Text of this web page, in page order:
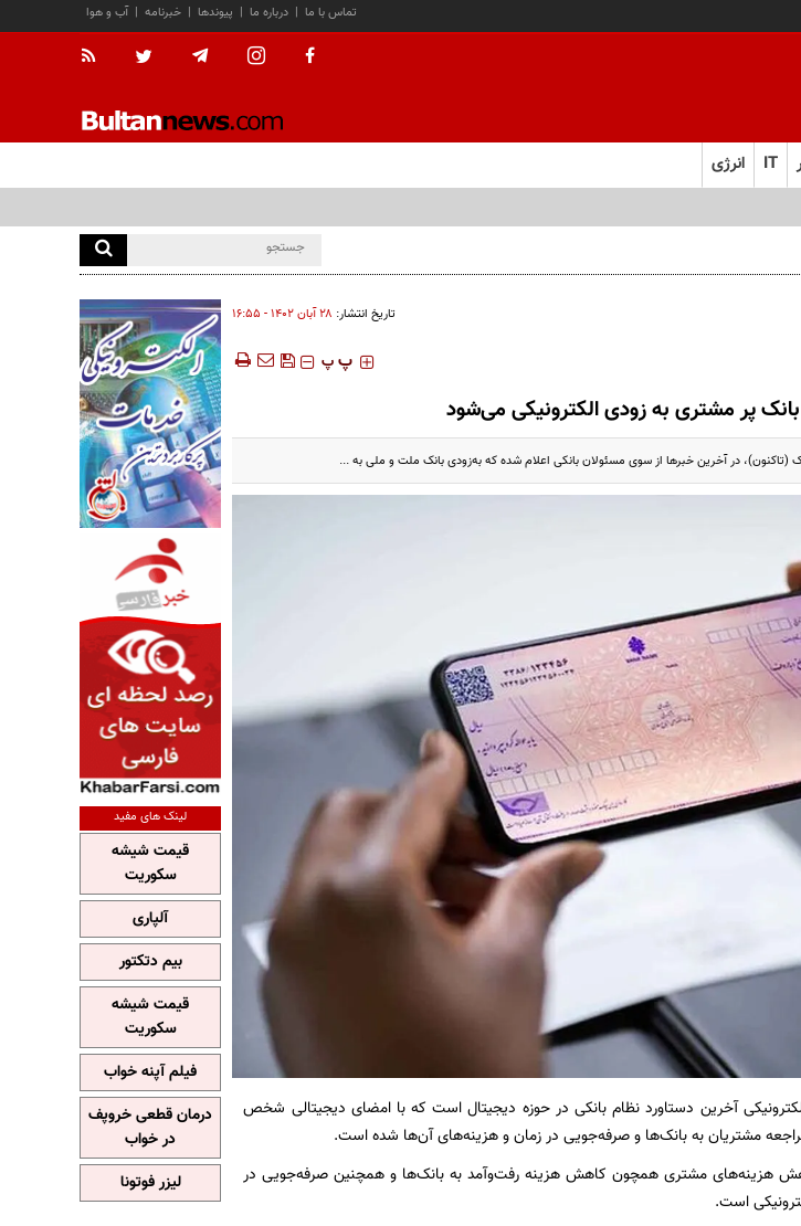
آب و هوا | خبرنامه | پیوندها | درباره ما | تماس با ما
IT انرژی
تاریخ انتشار: ۲۸ آبان ۱۴۰۲ - ۱۶:۵۵
‍‍‍ پ پ
آخرین دستاورد نظام بانکی در حوزه دیجیتال است که با امضای دیجیتالی شخص
مشتریان به بانک‌ها و صرفه‌جویی در زمان و هزینه‌های آن‌ها شده است.
هزینه‌های مشتری همچون کاهش هزینه رفت‌وآمد به بانک‌ها و همچنین صرفه‌جویی در
است.
لینک های مفید
قیمت شیشه
سکوریت
آلپاری
بیم دتکتور
قیمت شیشه
سکوریت
فیلم آپنه خواب
درمان قطعی خروپف
در خواب
لیزر فوتونا